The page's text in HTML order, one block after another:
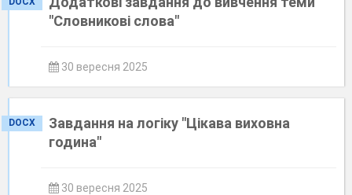
"Словникові слова"
30 вересня 2025
DOCX
Завдання на логіку "Цікава виховна
година"
30 вересня 2025